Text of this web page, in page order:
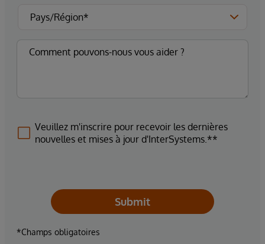
Veuillez m'inscrire pour recevoir les dernières
nouvelles et mises à jour d'InterSystems.**
Submit
*Champs obligatoires